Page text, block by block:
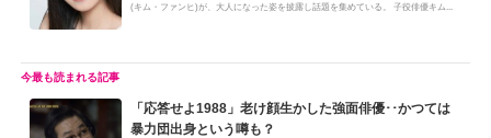
(キム・ファンヒ)が、大人になった姿を披露し話題を集めている。 子役俳優キム...
「応答せよ1988」老け顔生かした強面俳優･･かつては
暴力団出身という噂も？